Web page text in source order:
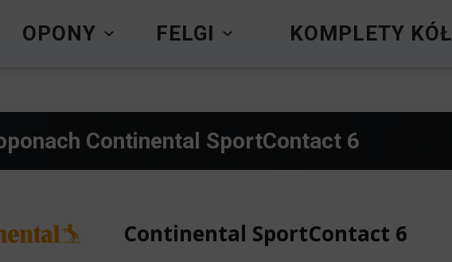
OPONY FELGI KOMPLETY KÓŁ
Continental SportContact 6
Continental SportContact 6